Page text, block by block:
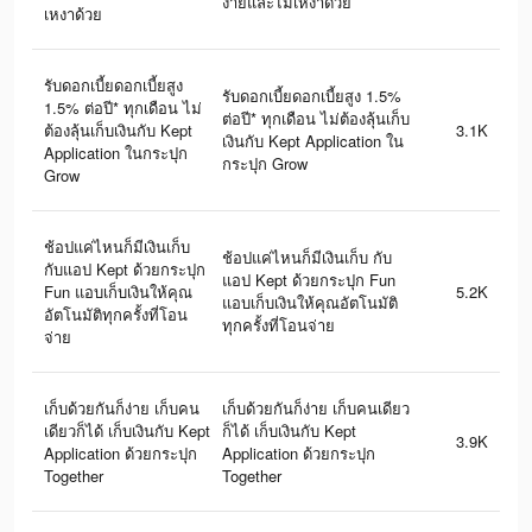
เหงาด้วย
รับดอกเบี้ยดอกเบี้ยสูง
1.5% ต่อปี* ทุกเดือน ไม่
ต้องลุ้นเก็บเงินกับ Kept
Application ในกระปุก
Grow
รับดอกเบี้ยดอกเบี้ยสูง 1.5%
ต่อปี* ทุกเดือน ไม่ต้องลุ้นเก็บ
เงินกับ Kept Application ใน
กระปุก Grow
3.1K
ช้อปแค่ไหนก็มีเงินเก็บ
กับแอป Kept ด้วยกระปุก
Fun แอบเก็บเงินให้คุณ
อัตโนมัติทุกครั้งที่โอน
จ่าย
ช้อปแค่ไหนก็มีเงินเก็บ กับ
แอป Kept ด้วยกระปุก Fun
แอบเก็บเงินให้คุณอัตโนมัติ
ทุกครั้งที่โอนจ่าย
5.2K
เก็บด้วยกันก็ง่าย เก็บคน
เดียวก็ได้ เก็บเงินกับ Kept
Application ด้วยกระปุก
Together
เก็บด้วยกันก็ง่าย เก็บคนเดียว
ก็ได้ เก็บเงินกับ Kept
Application ด้วยกระปุก
Together
3.9K